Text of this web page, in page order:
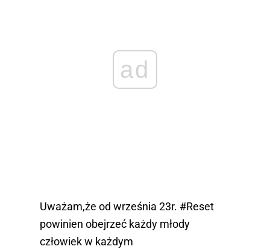
ad
Uważam,że od września 23r. #Reset
powinien obejrzeć każdy młody
człowiek w każdym